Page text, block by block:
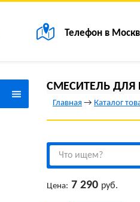
СМЕСИТЕЛЬ ДЛЯ
Главная → Каталог
Цена: 7 290 руб.
Телефон в